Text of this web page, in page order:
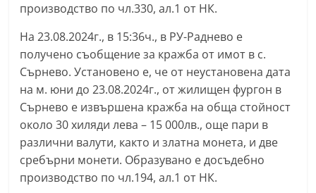
k
n
f
o
,
k
a
производство по чл.330, ал.1 от НК.
На 23.08.2024г., в 15:36ч., в РУ-Раднево е
получено съобщение за кражба от имот в с.
Сърнево. Установено е, че от неустановена дата
на м. юни до 23.08.2024г., от жилищен фургон в
Сърнево е извършена кражба на обща стойност
около 30 хиляди лева – 15 000лв., още пари в
различни валути, както и златна монета, и две
сребърни монети. Образувано е досъдебно
производство по чл.194, ал.1 от НК.